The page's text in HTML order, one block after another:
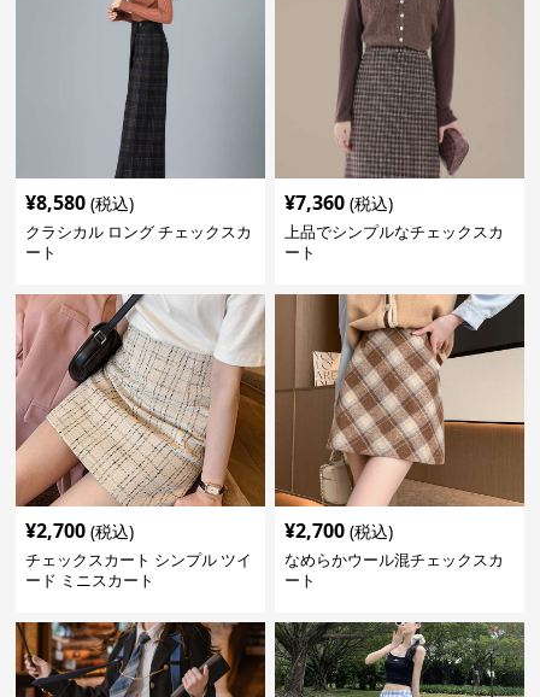
¥8,580 (税込)
クラシカル ロング チェックスカ
ート
¥7,360 (税込)
上品でシンプルなチェックスカ
ート
¥2,700 (税込)
チェックスカート シンプル ツイ
ード ミニスカート
¥2,700 (税込)
なめらかウール混チェックスカ
ート